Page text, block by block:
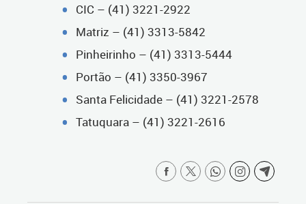
CIC – (41) 3221-2922
Matriz – (41) 3313-5842
Pinheirinho – (41) 3313-5444
Portão – (41) 3350-3967
Santa Felicidade – (41) 3221-2578
Tatuquara – (41) 3221-2616